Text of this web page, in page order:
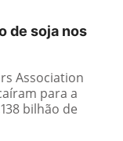
de soja nos
Association
para a
bilhão de